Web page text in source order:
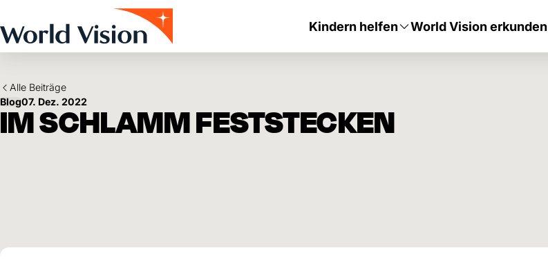
Kindern helfen World Vision erkunden
Alle Beiträge
Blog07. Dez. 2022
IM SCHLAMM FESTSTECKEN